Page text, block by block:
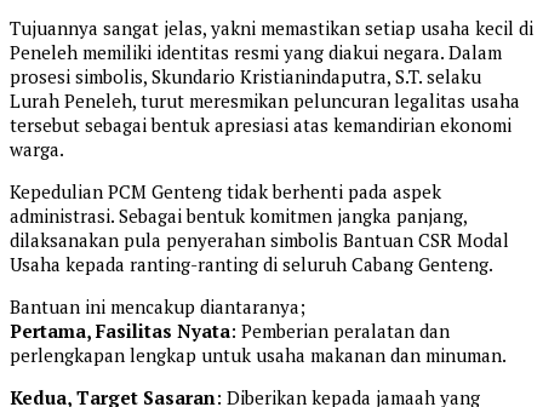
​Tujuannya sangat jelas, yakni memastikan setiap usaha kecil di
Peneleh memiliki identitas resmi yang diakui negara. Dalam
prosesi simbolis, Skundario Kristianindaputra, S.T. selaku
Lurah Peneleh, turut meresmikan peluncuran legalitas usaha
tersebut sebagai bentuk apresiasi atas kemandirian ekonomi
warga.
​Kepedulian PCM Genteng tidak berhenti pada aspek
administrasi. Sebagai bentuk komitmen jangka panjang,
dilaksanakan pula penyerahan simbolis Bantuan CSR Modal
Usaha kepada ranting-ranting di seluruh Cabang Genteng.
​Bantuan ini mencakup diantaranya;
Pertama, ​Fasilitas Nyata: Pemberian peralatan dan
perlengkapan lengkap untuk usaha makanan dan minuman.
Kedua, ​Target Sasaran: Diberikan kepada jamaah yang